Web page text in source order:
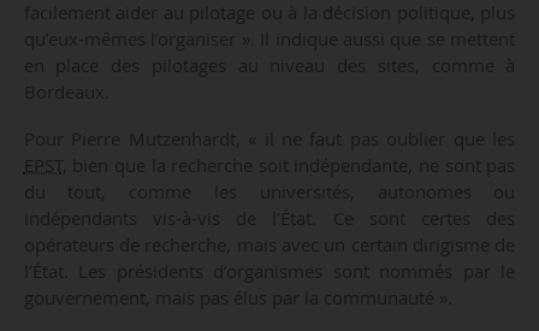
facilement aider au pilotage ou à la décision politique, plus
qu’eux-mêmes l’organiser ». Il indique aussi que se mettent
en place des pilotages au niveau des sites, comme à
Bordeaux.
Pour Pierre Mutzenhardt, « il ne faut pas oublier que les
EPST, bien que la recherche soit indépendante, ne sont pas
du tout, comme les universités, autonomes ou
indépendants vis-à-vis de l’État. Ce sont certes des
opérateurs de recherche, mais avec un certain dirigisme de
l’État. Les présidents d’organismes sont nommés par le
gouvernement, mais pas élus par la communauté ».